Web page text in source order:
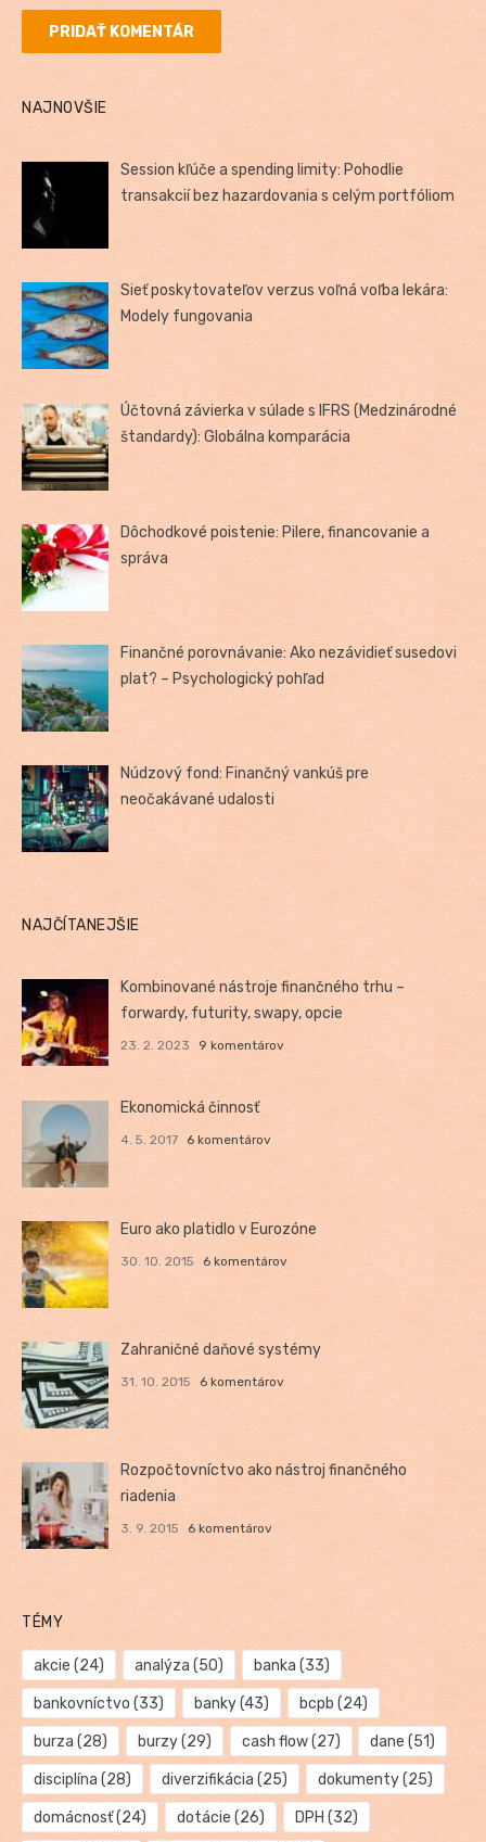
NAJNOVŠIE
Session kľúče a spending limity: Pohodlie
transakcií bez hazardovania s celým portfóliom
Sieť poskytovateľov verzus voľná voľba lekára:
Modely fungovania
Účtovná závierka v súlade s IFRS (Medzinárodné
štandardy): Globálna komparácia
Dôchodkové poistenie: Pilere, financovanie a
správa
Finančné porovnávanie: Ako nezávidieť susedovi
plat? – Psychologický pohľad
Núdzový fond: Finančný vankúš pre
neočakávané udalosti
NAJČÍTANEJŠIE
Kombinované nástroje finančného trhu –
forwardy, futurity, swapy, opcie
23. 2. 2023 9 komentárov
Ekonomická činnosť
4. 5. 2017 6 komentárov
Euro ako platidlo v Eurozóne
30. 10. 2015 6 komentárov
Zahraničné daňové systémy
31. 10. 2015 6 komentárov
Rozpočtovníctvo ako nástroj finančného
riadenia
3. 9. 2015 6 komentárov
TÉMY
akcie (24) analýza (50) banka (33)
bankovníctvo (33) banky(43) bcpb (24)
burza (28) burzy(29) cash flow(27) dane (51)
disciplína (28) diverzifikácia (25) dokumenty(25)
domácnosť(24) dotácie (26) DPH (32)